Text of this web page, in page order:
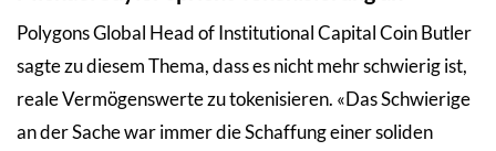
Polygons Global Head of Institutional Capital Coin Butler
sagte zu diesem Thema, dass es nicht mehr schwierig ist,
reale Vermögenswerte zu tokenisieren. «Das Schwierige
an der Sache war immer die Schaffung einer soliden